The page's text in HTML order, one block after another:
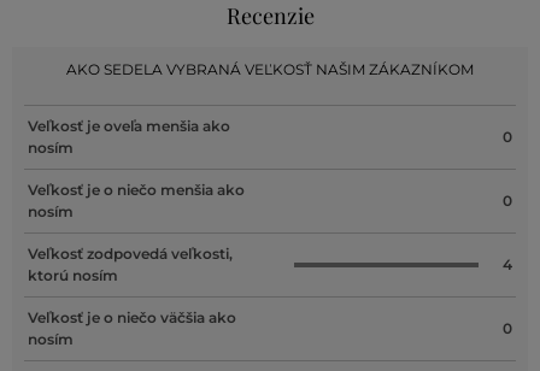
Recenzie
AKO SEDELA VYBRANÁ VEĽKOSŤ NAŠIM ZÁKAZNÍKOM
Veľkosť je oveľa menšia ako
nosím
0
Veľkosť je o niečo menšia ako
nosím
0
Veľkosť zodpovedá veľkosti,
ktorú nosím
4
Veľkosť je o niečo väčšia ako
nosím
0